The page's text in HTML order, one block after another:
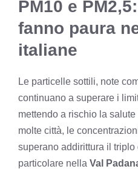
PM10 e
fanno paura
italiane
Le particelle sottili, note
continuano a superare i
mettendo a rischio la
molte città, le
superano addirittura il
particolare nella Val